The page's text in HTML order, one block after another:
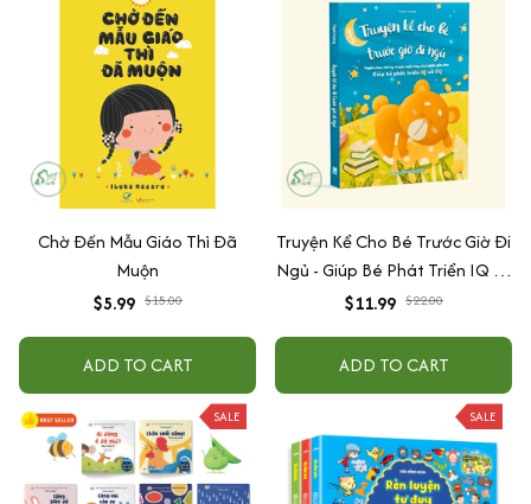
Chờ Đến Mẫu Giáo Thì Đã
Muộn
$5.99 $15.00
ADD TO CART
Truyện Kể Cho Bé Trước Giờ Đi
Ngủ - Giúp Bé Phát Triển IQ Và
EQ
$11.99 $22.00
ADD TO CART
SALE SALE